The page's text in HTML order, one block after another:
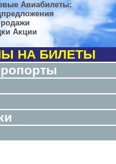
Авиабилеты:
Акции
НА БИЛЕТЫ